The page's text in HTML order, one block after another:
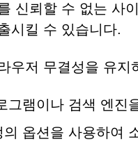
신뢰할 수 없는 사
시킬 수 있습니다.
우저 무결성을 유
그램이나 검색 엔진
옵션을 사용하여